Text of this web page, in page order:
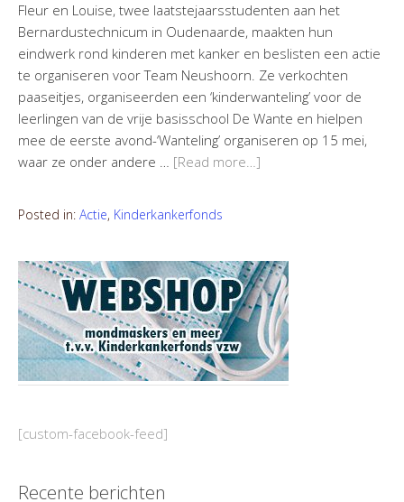
Fleur en Louise, twee laatstejaarsstudenten aan het
Bernardustechnicum in Oudenaarde, maakten hun
eindwerk rond kinderen met kanker en beslisten een actie
te organiseren voor Team Neushoorn. Ze verkochten
paaseitjes, organiseerden een ‘kinderwanteling’ voor de
leerlingen van de vrije basisschool De Wante en hielpen
mee de eerste avond-‘Wanteling’ organiseren op 15 mei,
waar ze onder andere … [Read more…]
Posted in: Actie, Kinderkankerfonds
[custom-facebook-feed]
Recente berichten